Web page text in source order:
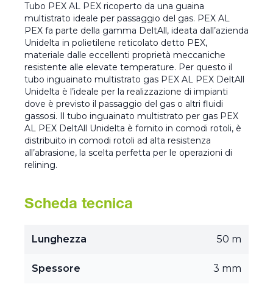
Tubo PEX AL PEX ricoperto da una guaina
multistrato ideale per passaggio del gas. PEX AL
PEX fa parte della gamma DeltAll, ideata dall’azienda
Unidelta in polietilene reticolato detto PEX,
materiale dalle eccellenti proprietà meccaniche
resistente alle elevate temperature. Per questo il
tubo inguainato multistrato gas PEX AL PEX DeltAll
Unidelta è l’ideale per la realizzazione di impianti
dove è previsto il passaggio del gas o altri fluidi
gassosi. Il tubo inguainato multistrato per gas PEX
AL PEX DeltAll Unidelta è fornito in comodi rotoli, è
distribuito in comodi rotoli ad alta resistenza
all’abrasione, la scelta perfetta per le operazioni di
relining.
Scheda tecnica
Lunghezza 50 m
Spessore 3 mm